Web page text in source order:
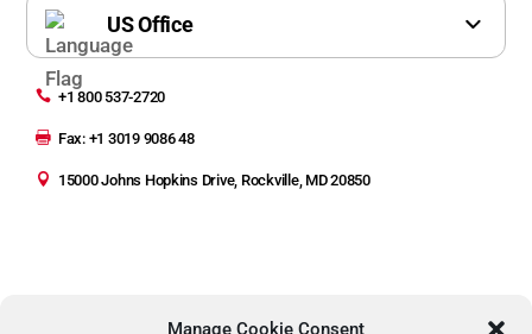
Manage Cookie Consent
 +1 800 537-2720
 Fax: +1 3019 9086 48
 15000 Johns Hopkins Drive, Rockville, MD 20850